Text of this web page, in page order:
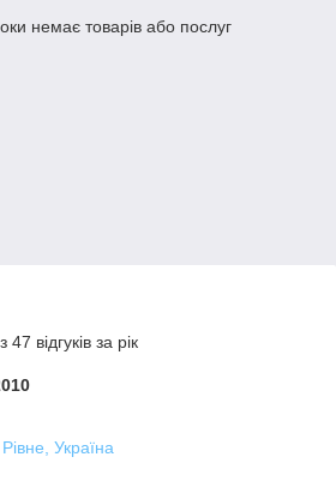
немає товарів або послуг
відгуків за рік
Україна